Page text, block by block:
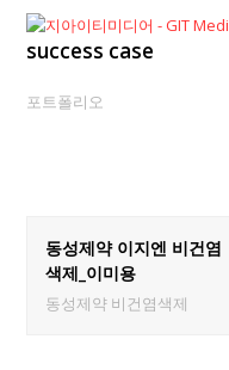
success case
포트폴리오
동성제약 이지엔 비건염
색제_이미용
동성제약 비건염색제